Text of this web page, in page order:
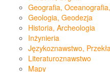
Geografia,
Geologia, Geodezja
Historia, Archeologia
Inżynieria
Językoznawstwo,
Literaturoznawstwo
Mapy